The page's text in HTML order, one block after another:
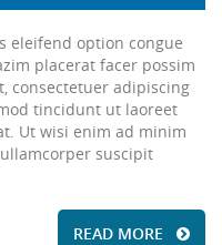
eleifend option congue
placerat facer possim
consectetuer adipiscing
tincidunt ut laoreet
Ut wisi enim ad minim
suscipit
READ MORE